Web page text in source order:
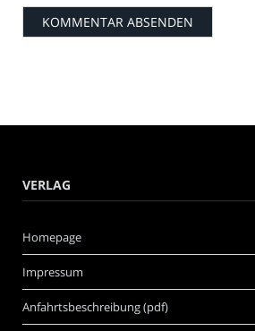
VERLAG
Homepage
Impressum
Anfahrtsbeschreibung (pdf)